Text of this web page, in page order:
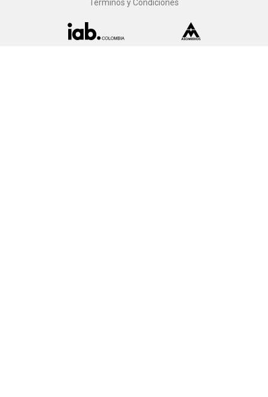
Términos y Condiciones